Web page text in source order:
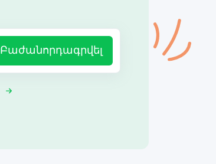
Բաժանորդագրվել